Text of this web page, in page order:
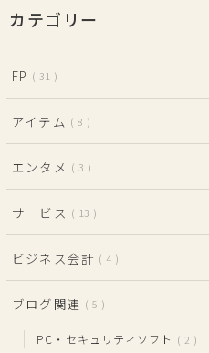
カテゴリー
FP 31
アイテム 8
エンタメ 3
サービス 13
ビジネス会計 4
ブログ関連 5
PC・セキュリティソフト 2